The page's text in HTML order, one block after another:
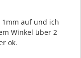
auf und ich
Winkel über 2
ok.